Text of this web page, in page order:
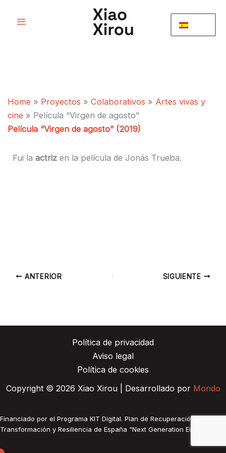
Home » Proyectos »Colaborativos » Artes vivas y
cine » Película “Virgen de agosto”
Película “Virgen de agosto” (2019)
Fui laactrizen la película de Jonás Trueba.
ANTERIOR SIGUIENTE
Política de privacidad
Aviso legal
Política de cookies
Copyright © 2026 Xiao Xirou | Desarrollado por Mondo
Financiado por el Programa KIT Digital. Plan de Recuperación,
Transformación y Resiliencia de España "Next Generation EU".